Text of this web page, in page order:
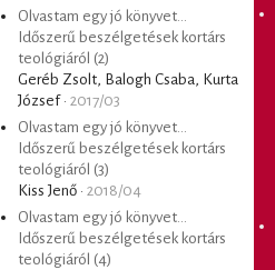
Olvastam egy jó könyvet...
Időszerű beszélgetések kortárs
teológiáról (2)
Geréb Zsolt, Balogh Csaba, Kurta
József · 2017/03
Olvastam egy jó könyvet...
Időszerű beszélgetések kortárs
teológiáról (3)
Kiss Jenő · 2018/04
Olvastam egy jó könyvet...
Időszerű beszélgetések kortárs
teológiáról (4)